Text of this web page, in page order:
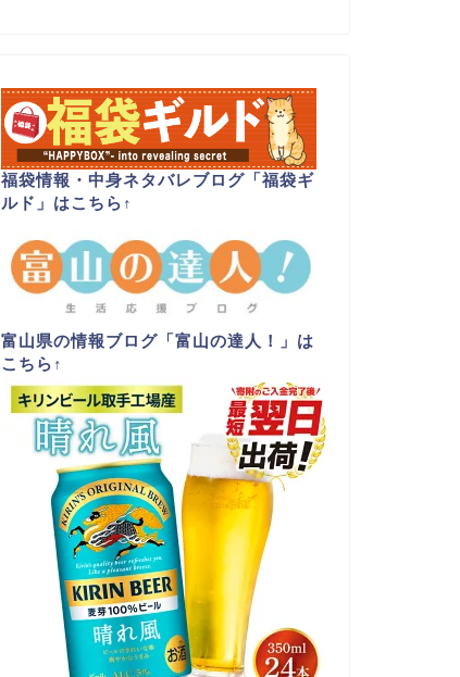
福袋情報・中身ネタバレブログ「福袋ギ
ルド」はこちら ↑
富山県の情報ブログ「富山の達人！」は
こちら ↑